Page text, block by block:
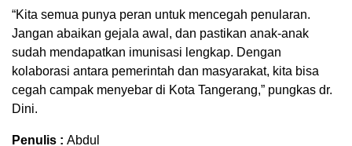
“Kita semua punya peran untuk mencegah penularan.
Jangan abaikan gejala awal, dan pastikan anak-anak
sudah mendapatkan imunisasi lengkap. Dengan
kolaborasi antara pemerintah dan masyarakat, kita bisa
cegah campak menyebar di Kota Tangerang,” pungkas dr.
Dini.
Penulis : Abdul